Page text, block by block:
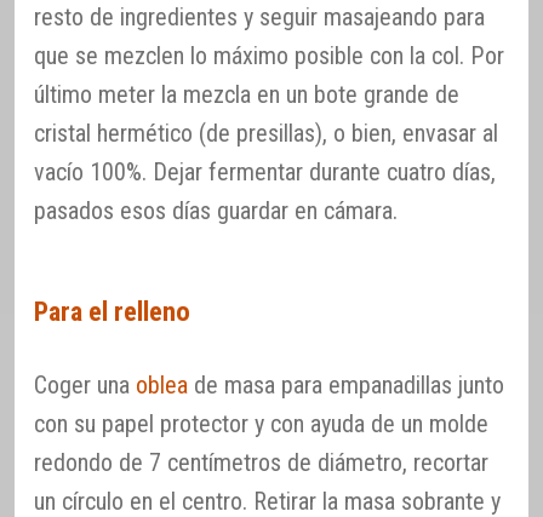
resto de ingredientes y seguir masajeando para
que se mezclen lo máximo posible con la col. Por
último meter la mezcla en un bote grande de
cristal hermético (de presillas), o bien, envasar al
vacío 100%. Dejar fermentar durante cuatro días,
pasados esos días guardar en cámara.
Para el relleno
Coger una oblea de masa para empanadillas junto
con su papel protector y con ayuda de un molde
redondo de 7 centímetros de diámetro, recortar
un círculo en el centro. Retirar la masa sobrante y